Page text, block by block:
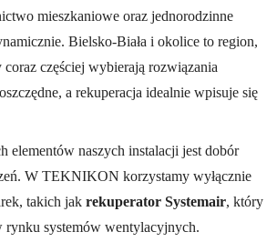
mieszkaniowe oraz jednorodzinne
Bielsko-Biała i okolice to region,
częściej wybierają rozwiązania
a rekuperacja idealnie wpisuje się
elementów naszych instalacji jest dobór
W TEKNIKON korzystamy wyłącznie
takich jak rekuperator Systemair, który
rynku systemów wentylacyjnych.